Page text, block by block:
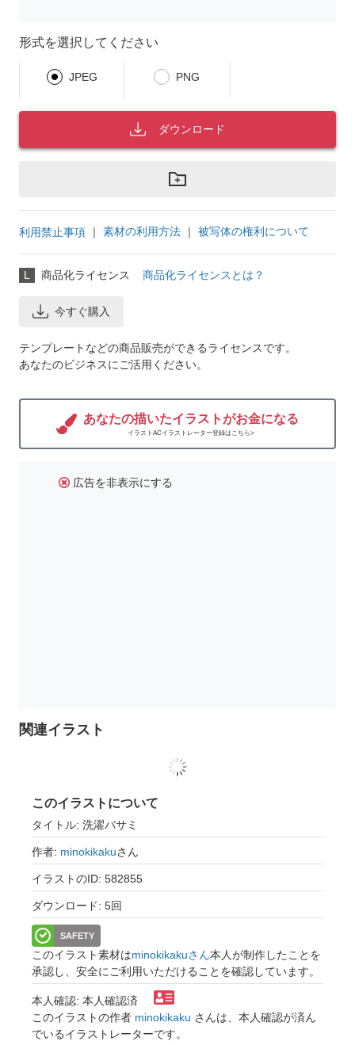
形式を選択してください
JPEG PNG
ダウンロード
利用禁止事項 ｜ 素材の利用方法 ｜ 被写体の権利について
L 商品化ライセンス 商品化ライセンスとは？
今すぐ購入
テンプレートなどの商品販売ができるライセンスです。
あなたのビジネスにご活用ください。
あなたの描いたイラストがお金になる
イラストACイラストレーター登録はこちら>
広告を非表示にする
関連イラスト
このイラストについて
タイトル: 洗濯バサミ
作者: minokikakuさん
イラストのID: 582855
ダウンロード: 5回
SAFETY
このイラスト素材はminokikakuさん本人が制作したことを
承認し、安全にご利用いただけることを確認しています。
本人確認: 本人確認済
このイラストの作者 minokikaku さんは、本人確認が済ん
でいるイラストレーターです。